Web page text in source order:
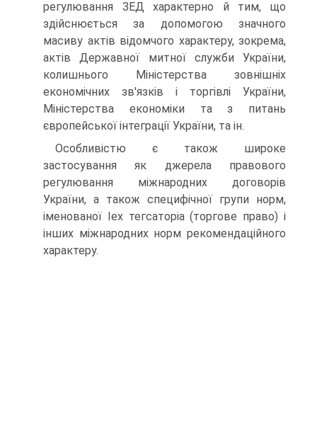
регулювання ЗЕД характерно й тим, що
здійснюється за допомогою значного
масиву актів відом­чого характеру, зокрема,
актів Державної митної служби України,
колишнього Міністерства зовнішніх
економічних зв'язків і торгівлі України,
Міністерства економіки та з питань
європейської інтеграції України, та ін.
Особливістю є також широке
застосування як джерела правового
регулювання міжнародних договорів
України, а також специфічної групи норм,
іменованої Іех тегсаторіа (торгове право) і
інших між­народних норм рекомендаційного
характеру.